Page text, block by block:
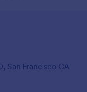
San Francisco CA